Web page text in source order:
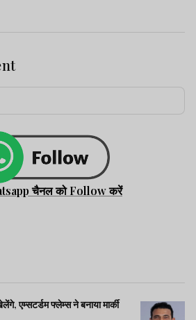
चैनल को Follow करें
एम्सटर्डम फ्लेम्स ने बनाया मार्की